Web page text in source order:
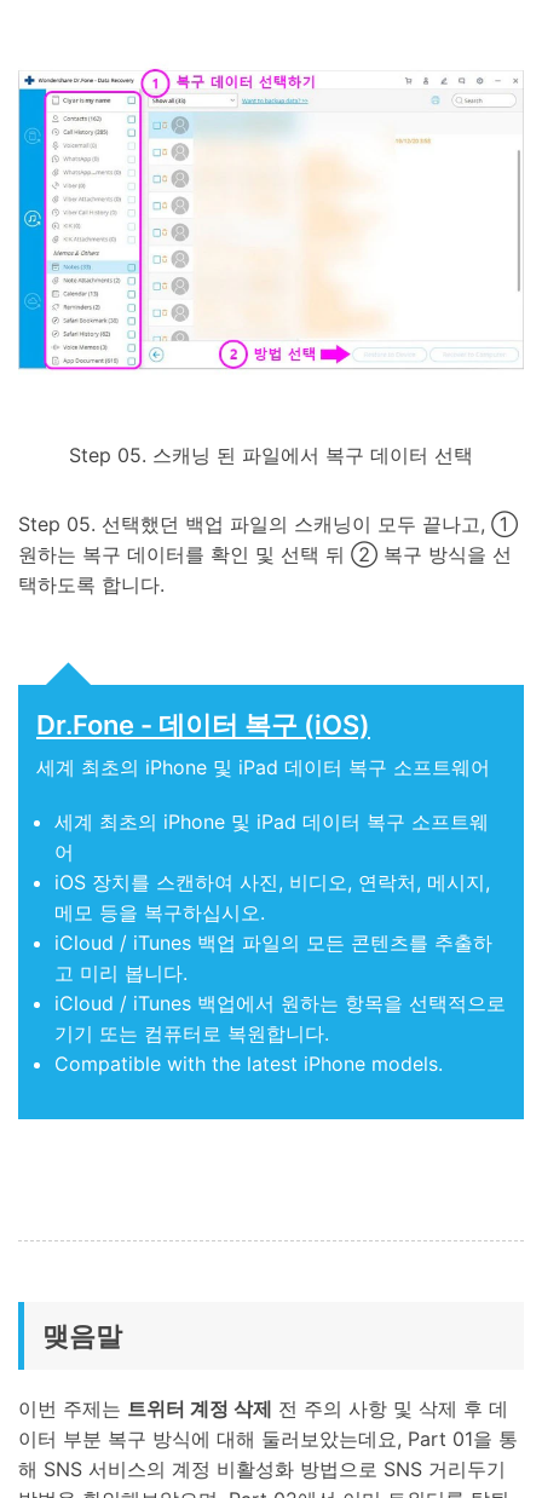
Step 05. 스캐닝 된 파일에서 복구 데이터 선택
Step 05. 선택했던 백업 파일의 스캐닝이 모두 끝나고, ①
원하는 복구 데이터를 확인 및 선택 뒤 ② 복구 방식을 선
택하도록 합니다.
Dr.Fone - 데이터 복구 (iOS)
세계 최초의 iPhone 및 iPad 데이터 복구 소프트웨어
세계 최초의 iPhone 및 iPad 데이터 복구 소프트웨
어
iOS 장치를 스캔하여 사진, 비디오, 연락처, 메시지,
메모 등을 복구하십시오.
iCloud / iTunes 백업 파일의 모든 콘텐츠를 추출하
고 미리 봅니다.
iCloud / iTunes 백업에서 원하는 항목을 선택적으로
기기 또는 컴퓨터로 복원합니다.
Compatible with the latest iPhone models.
맺음말
이번 주제는 트위터 계정 삭제 전 주의 사항 및 삭제 후 데
이터 부분 복구 방식에 대해 둘러보았는데요, Part 01을 통
해 SNS 서비스의 계정 비활성화 방법으로 SNS 거리두기